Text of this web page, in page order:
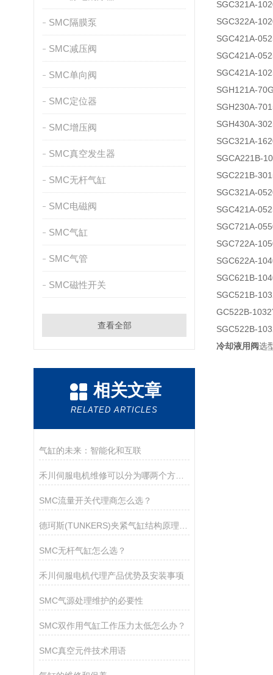
SMC隔膜泵
SMC减压阀
SMC单向阀
SMC定位器
SMC增压阀
SMC真空发生器
SMC无杆气缸
SMC电磁阀
SMC气缸
SMC气管
SMC磁性开关
查看全部
相关文章
RELATED ARTICLES
气缸的未来：智能化和互联
禾川伺服电机维修可以分为哪两个方面？
SMC流量开关代理商怎么选？
SMC无杆气缸怎么选？
禾川伺服电机代理产品优势及安装事项
SMC气源处理维护的必要性
SMC双作用气缸工作压力太低怎么办？
SMC真空元件技术用语
SGC321A-
SGC322A-
SGC421A-
SGC421A-
SGC421A-
SGH121A-
SGH230A-
SGH430A-
SGC321A-
SGCA221B-
SGC221B-
SGC321A-
SGC421A-
SGC721A-
SGC722A-
SGC622A-
SGC621B-
SGC521B-
GC522B-
SGC522B-
冷却液用阀选